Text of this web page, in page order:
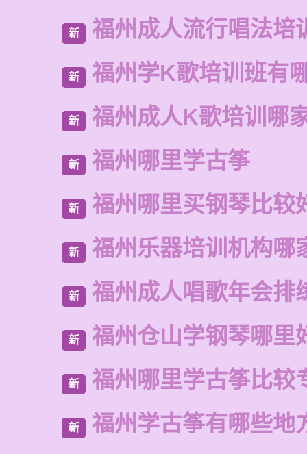
新 福州成人流行唱法培
新 福州学K歌培训班有
新 福州成人K歌培训哪
新 福州哪里学古筝
新 福州哪里买钢琴比较
新 福州乐器培训机构哪
新 福州成人唱歌年会排
新 福州仓山学钢琴哪里
新 福州哪里学古筝比较
新 福州学古筝有哪些地